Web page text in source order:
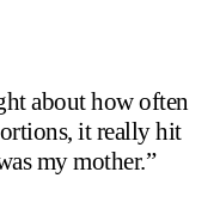
about how often
it really hit
my mother.”